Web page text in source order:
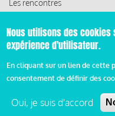
Les ressources
Pied
Mentions légales et
Nous utilisons des
expérience d'utilisateur.
En cliquant sur un lien de cette
consentement de définir des
Oui, je suis d'accord